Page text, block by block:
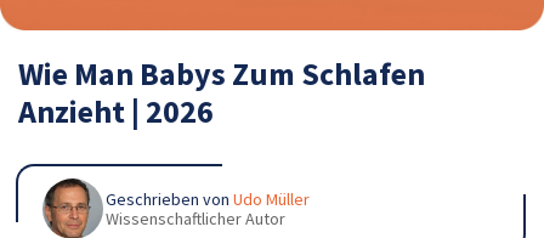
Wie Man Babys Zum Schlafen
Anzieht | 2026
Geschrieben von Udo Müller
Wissenschaftlicher Autor